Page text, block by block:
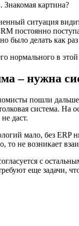
картина?
ситуация
постоянно
было делать как
нормального в
– нужна
пошли
система. На
даст.
мало, без ERP
то не возникает
с
еще задачи,